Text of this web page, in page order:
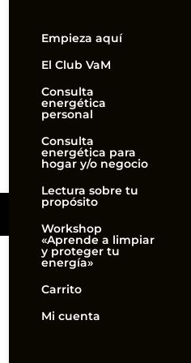
Empieza aquí
El Club VaM
Consulta
energética
personal
Consulta
energética para
hogar y/o negocio
Lectura sobre tu
propósito
Workshop
«Aprende a limpiar
y proteger tu
energía»
Carrito
Mi cuenta